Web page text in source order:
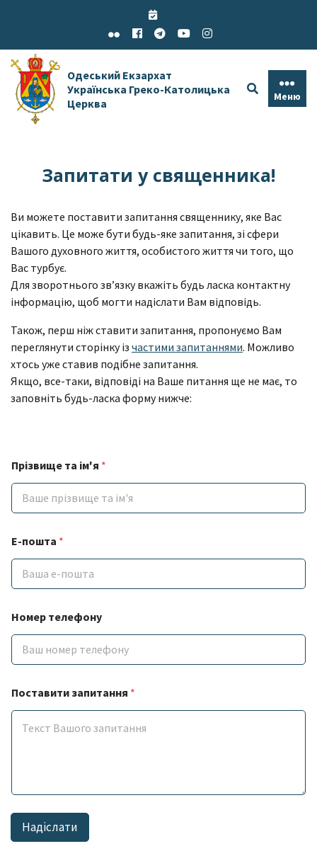
Одеський Екзархат
Українська Греко-Католицька
Церква
Меню
Запитати у священника!
Ви можете поставити запитання священнику, яке Вас
цікавить. Це може бути будь-яке запитання, зі сфери
Вашого духовного життя, особистого життя чи того, що
Вас турбує.
Для зворотнього зв’язку вкажіть будь ласка контактну
інформацію, щоб могти надіслати Вам відповідь.
Також, перш ніж ставити запитання, пропонуємо Вам
переглянути сторінку із частими запитаннями. Можливо
хтось уже ставив подібне запитання.
Якщо, все-таки, відповіді на Ваше питання ще не має, то
заповніть будь-ласка форму нижче:
Прізвище та ім'я *
E-пошта *
Номер телефону
р
і
з
п
т
Поставити запитання *
Надіслати